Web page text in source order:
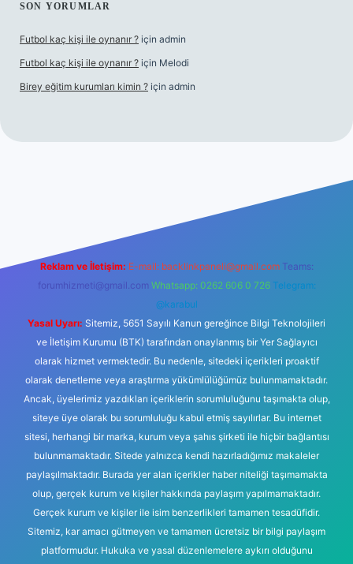
SON YORUMLAR
Futbol kaç kişi ile oynanır ? için admin
Futbol kaç kişi ile oynanır ? için Melodi
Birey eğitim kurumları kimin ? için admin
Reklam ve İletişim: E-mail: backlinkpaneli@gmail.com Teams:
forumhizmeti@gmail.com Whatsapp: 0262 606 0 726 Telegram:
@karabul
Yasal Uyarı: Sitemiz, 5651 Sayılı Kanun gereğince Bilgi Teknolojileri
ve İletişim Kurumu (BTK) tarafından onaylanmış bir Yer Sağlayıcı
olarak hizmet vermektedir. Bu nedenle, sitedeki içerikleri proaktif
olarak denetleme veya araştırma yükümlülüğümüz bulunmamaktadır.
Ancak, üyelerimiz yazdıkları içeriklerin sorumluluğunu taşımakta olup,
siteye üye olarak bu sorumluluğu kabul etmiş sayılırlar. Bu internet
sitesi, herhangi bir marka, kurum veya şahıs şirketi ile hiçbir bağlantısı
bulunmamaktadır. Sitede yalnızca kendi hazırladığımız makaleler
paylaşılmaktadır. Burada yer alan içerikler haber niteliği taşımamakta
olup, gerçek kurum ve kişiler hakkında paylaşım yapılmamaktadır.
Gerçek kurum ve kişiler ile isim benzerlikleri tamamen tesadüfidir.
Sitemiz, kar amacı gütmeyen ve tamamen ücretsiz bir bilgi paylaşım
platformudur. Hukuka ve yasal düzenlemelere aykırı olduğunu